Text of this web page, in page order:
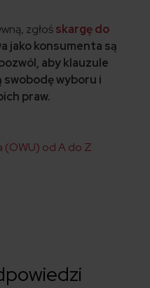
zgłośskargę do
jako konsumenta są
aby klauzule
swobodę wyboru i
praw.
od A do Z